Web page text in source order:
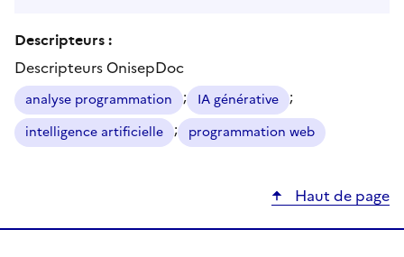
Descripteurs :
Descripteurs OnisepDoc
analyse programmation ; IA générative ;
intelligence artificielle ; programmation web
Haut de page